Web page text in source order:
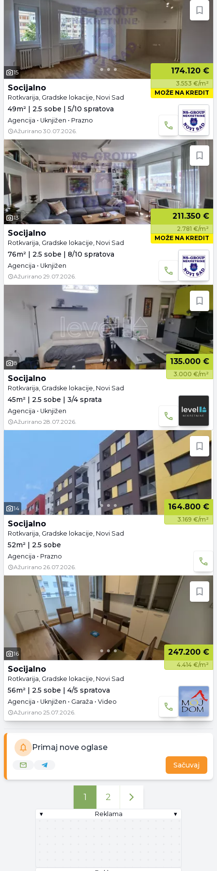
15 174.120 €
3.553 €/m²
MOŽE NA KREDIT
Socijalno
Rotkvarija, Gradske lokacije, Novi Sad
49m² | 2.5 sobe | 5/10 spratova
Agencija • Uknjižen • Prazno
Ažurirano 30.07.2026.
13 211.350 €
2.781 €/m²
MOŽE NA KREDIT
Socijalno
Rotkvarija, Gradske lokacije, Novi Sad
76m² | 2.5 sobe | 8/10 spratova
Agencija • Uknjižen
Ažurirano 29.07.2026.
8 135.000 €
3.000 €/m²
Socijalno
Rotkvarija, Gradske lokacije, Novi Sad
45m² | 2.5 sobe | 3/4 sprata
Agencija • Uknjižen
Ažurirano 28.07.2026.
14 164.800 €
3.169 €/m²
Socijalno
Rotkvarija, Gradske lokacije, Novi Sad
52m² | 2.5 sobe
Agencija • Prazno
Ažurirano 26.07.2026.
16 247.200 €
4.414 €/m²
Socijalno
Rotkvarija, Gradske lokacije, Novi Sad
56m² | 2.5 sobe | 4/5 spratova
Agencija • Uknjižen • Garaža • Video
Ažurirano 25.07.2026.
Primaj nove oglase
Sačuvaj
1 2
▾ Reklama ▾